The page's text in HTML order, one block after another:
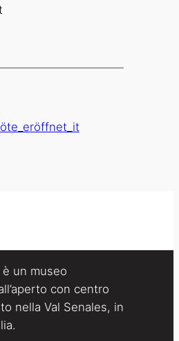
è un museo
con centro
nella Val Senales, in